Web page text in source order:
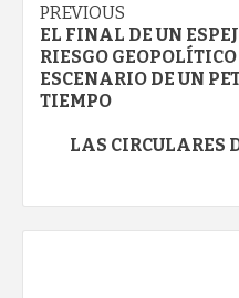
Continue
Reading
PREVIOUS
EL FINAL DE UN
RIESGO
ESCENARIO DE UN
TIEMPO
LAS CIRCULARES